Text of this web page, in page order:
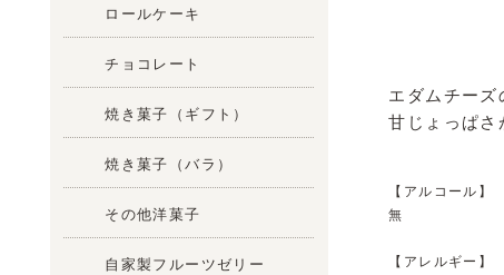
ロールケーキ
チョコレート
焼き菓子（ギフト）
焼き菓子（バラ）
その他洋菓子
自家製フルーツゼリー
エダムチーズ
甘じょっぱさ
【アルコール】
無
【アレルギー】